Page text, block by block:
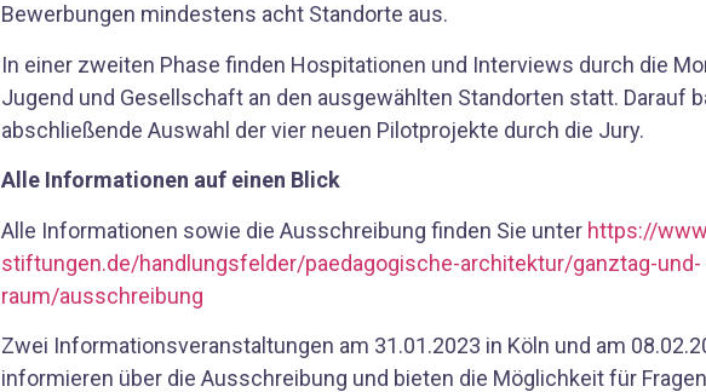
Bewerbungen mindestens acht Standorte aus.
In einer zweiten Phase finden Hospitationen und Interviews durch die
Jugend und Gesellschaft an den ausgewählten Standorten statt. Darauf
abschließende Auswahl der vier neuen Pilotprojekte durch die Jury.
Alle Informationen auf einen Blick
Alle Informationen sowie die Ausschreibung finden Sie unter https://
stiftungen.de/handlungsfelder/paedagogische-architektur/ganztag-und-
raum/ausschreibung
Zwei Informationsveranstaltungen am 31.01.2023 in Köln und am
informieren über die Ausschreibung und bieten die Möglichkeit für